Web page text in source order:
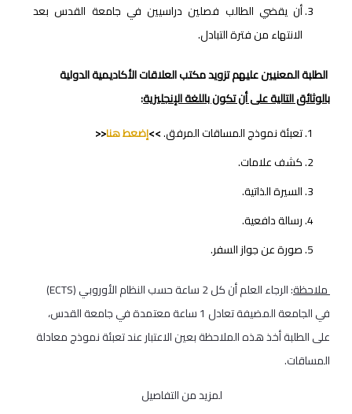
أن يقضي الطالب فصلين دراسيين في جامعة القدس بعد
الانتهاء من فترة التبادل.
الطلبة المعنيين عليهم تزويد مكتب العلاقات الأكاديمية الدولية
بالوثائق التالية على أن تكون باللغة الإنجليزية:
تعبئة نموذج المساقات المرفق.>>إضعط هنا<<
كشف علامات.
السيرة الذاتية.
رسالة دافعية.
صورة عن جواز السفر.
ملاحظة
: الرجاء العلم أن كل 2 ساعة حسب النظام الأوروبي (ECTS)
في الجامعة المضيفة تعادل 1 ساعة معتمدة في جامعة القدس،
على الطلبة أخذ هذه الملاحظة بعين الاعتبار عند تعبئة نموذج معادلة
المساقات.
لمزيد من التفاصيل